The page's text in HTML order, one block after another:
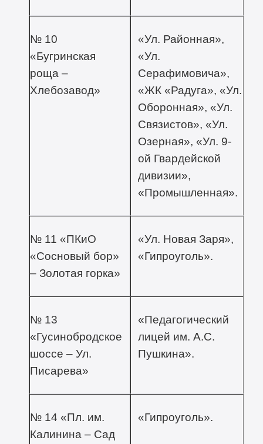
№ 10
«Бугринская
роща –
Хлебозавод»
«Ул. Районная»,
«Ул.
Серафимовича»,
«ЖК «Радуга», «Ул.
Оборонная», «Ул.
Связистов», «Ул.
Озерная», «Ул. 9-
ой Гвардейской
дивизии»,
«Промышленная».
№ 11 «ПКиО
«Сосновый бор»
– Золотая горка»
«Ул. Новая Заря»,
«Гипроуголь».
№ 13
«Гусинобродское
шоссе – Ул.
Писарева»
«Педагогический
лицей им. А.С.
Пушкина».
№ 14 «Пл. им.
Калинина – Сад
«Гипроуголь».